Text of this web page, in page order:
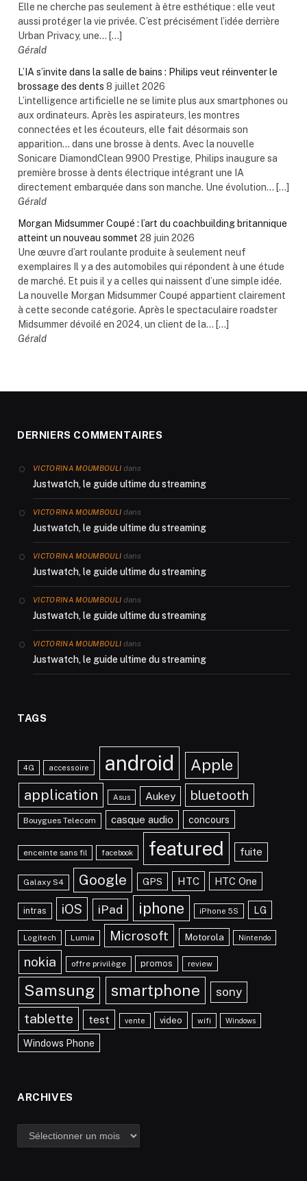
Elle ne cherche pas seulement à être esthétique : elle veut
aussi protéger la vie privée. C’est précisément l’idée derrière
Urban Privacy, une... […]
Gérald
L’IA s’invite dans la salle de bains : Philips veut réinventer le
brossage des dents 8 juillet 2026
L’intelligence artificielle ne se limite plus aux smartphones ou
aux ordinateurs. Après les aspirateurs, les montres
connectées et les écouteurs, elle fait désormais son
apparition… dans une brosse à dents. Avec la nouvelle
Sonicare DiamondClean 9900 Prestige, Philips inaugure sa
première brosse à dents électrique intégrant une IA
directement embarquée dans son manche. Une évolution... […]
Gérald
Morgan Midsummer Coupé : l’art du coachbuilding britannique
atteint un nouveau sommet 28 juin 2026
Une œuvre d’art roulante produite à seulement neuf
exemplaires Il y a des automobiles qui répondent à une étude
de marché. Et puis il y a celles qui naissent d’une simple idée.
La nouvelle Morgan Midsummer Coupé appartient clairement
à cette seconde catégorie. Après le spectaculaire roadster
Midsummer dévoilé en 2024, un client de la... […]
Gérald
DERNIERS COMMENTAIRES
VICTORINA MOUMBOULI dans
Justwatch, le guide ultime du streaming
VICTORINA MOUMBOULI dans
Justwatch, le guide ultime du streaming
VICTORINA MOUMBOULI dans
Justwatch, le guide ultime du streaming
VICTORINA MOUMBOULI dans
Justwatch, le guide ultime du streaming
VICTORINA MOUMBOULI dans
Justwatch, le guide ultime du streaming
TAGS
4G accessoire android Apple
application Asus Aukey bluetooth
Bouygues Telecom casque audio concours
enceinte sans fil facebook featured fuite
Galaxy S4 Google GPS HTC HTC One
intras iOS iPad iphone iPhone 5S LG
Logitech Lumia Microsoft Motorola Nintendo
nokia offre privilège promos review
Samsung smartphone sony
tablette test vente video wifi Windows
Windows Phone
ARCHIVES
Archives